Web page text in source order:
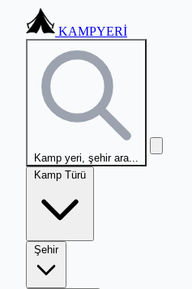
KAMPYERİ
Kamp yeri, şehir ara...
Kamp Türü
Şehir